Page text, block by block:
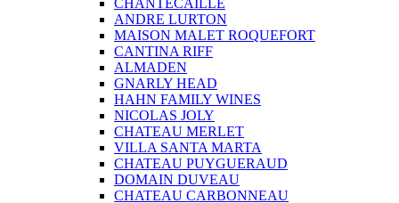
CHANTECAILLE
ANDRE LURTON
MAISON MALET ROQUEFORT
CANTINA RIFF
ALMADEN
GNARLY HEAD
HAHN FAMILY WINES
NICOLAS JOLY
CHATEAU MERLET
VILLA SANTA MARTA
CHATEAU PUYGUERAUD
DOMAIN DUVEAU
CHATEAU CARBONNEAU